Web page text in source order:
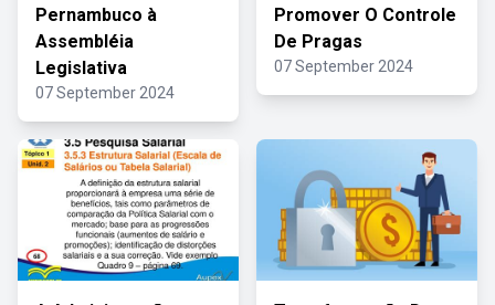
Pernambuco à
Assembléia
Legislativa
07 September 2024
Promover O Controle
De Pragas
07 September 2024